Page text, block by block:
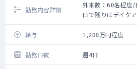
勤務内容詳細
外来数：60名程度
日で残りはデイケア
救急搬入数：なし
〇外来・病棟の対応
〇うつ病、認知症
（アルコール依存
〇指導医のサポー
給与 1,200万円程度
勤務日数 週4日